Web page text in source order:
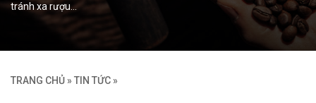
tránh xa rượu…
TRANG CHỦ » TIN TỨC »